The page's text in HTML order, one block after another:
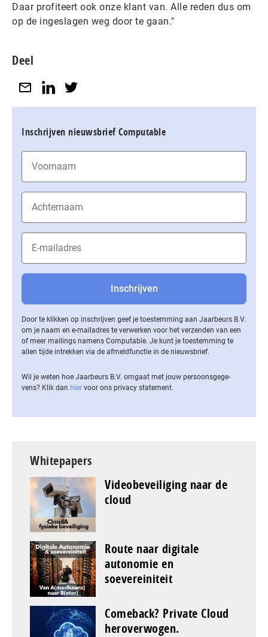
Daar profiteert ook onze klant van. Alle reden dus om
op de ingeslagen weg door te gaan."
Deel
Inschrijven nieuwsbrief Computable
Door te klikken op inschrijven geef je toestemming aan Jaarbeurs B.V.
om je naam en e-mailadres te verwerken voor het verzenden van een
of meer mailings namens Computable. Je kunt je toestemming te
allen tijde intrekken via de af­meld­func­tie in de nieuwsbrief.
Wil je weten hoe Jaarbeurs B.V. omgaat met jouw per­soons­ge­ge­
vens? Klik dan hier voor ons privacy statement.
Whitepapers
Videobeveiliging naar de
cloud
Route naar digitale
autonomie en
soevereiniteit
Comeback? Private Cloud
heroverwogen.